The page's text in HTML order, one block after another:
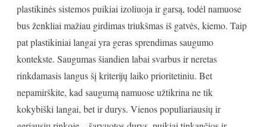
plastikinės sistemos puikiai izoliuoja ir garsą, todėl namuose
bus ženkliai mažiau girdimas triukšmas iš gatvės, kiemo. Taip
pat plastikiniai langai yra geras sprendimas saugumo
kontekste. Saugumas šiandien labai svarbus ir neretas
rinkdamasis langus šį kriterijų laiko prioritetiniu. Bet
nepamirškite, kad saugumą namuose užtikrina ne tik
kokybiški langai, bet ir durys. Vienos populiariausių ir